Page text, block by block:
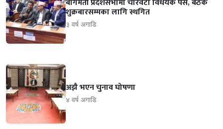
बागमती प्रदेशसभामा चारवटा विधेयक पेस, बैठक
शुक्रबारसम्मका लागि स्थगित
३ वर्ष अगाडि
अझै भएन चुनाव घोषणा
४ वर्ष अगाडि